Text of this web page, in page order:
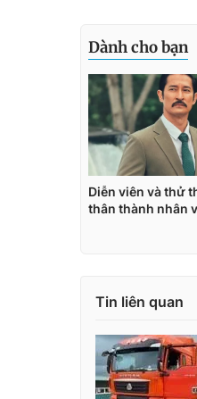
Tin liên quan